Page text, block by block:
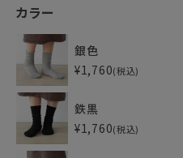
カラー
銀色
¥1,760 税込
鉄黒
¥1,760 税込